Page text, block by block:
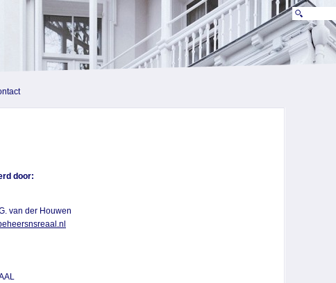
door:
van der Houwen